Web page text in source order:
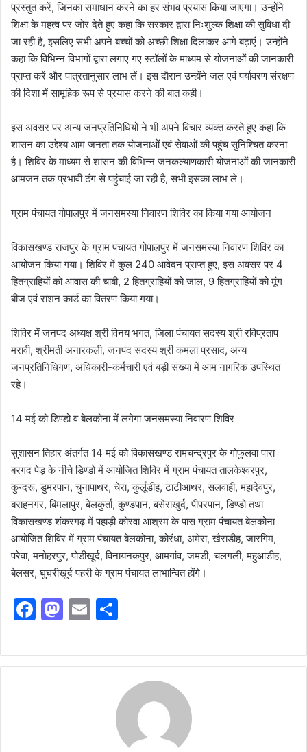
प्रस्तुत करें, जिनका समाधान करने का हर संभव प्रयास किया जाएगा। उन्होंने
शिक्षा के महत्व पर जोर देते हुए कहा कि सरकार द्वारा निःशुल्क शिक्षा की सुविधा दी
जा रही है, इसलिए सभी अपने बच्चों को अच्छी शिक्षा दिलाकर आगे बढ़ाएं। उन्होंने
कहा कि विभिन्न विभागों द्वारा लगाए गए स्टॉलों के माध्यम से योजनाओं की जानकारी
प्राप्त करें और पात्रतानुसार लाभ लें। इस दौरान उन्होंने जल एवं पर्यावरण संरक्षण
की दिशा में सामूहिक रूप से प्रयास करने की बात कही।
इस अवसर पर अन्य जनप्रतिनिधियों ने भी अपने विचार व्यक्त करते हुए कहा कि
शासन का उद्देश्य आम जनता तक योजनाओं एवं सेवाओं की पहुंच सुनिश्चित करना
है। शिविर के माध्यम से शासन की विभिन्न जनकल्याणकारी योजनाओं की जानकारी
आमजन तक प्रभावी ढंग से पहुंचाई जा रही है, सभी इसका लाभ ले।
ग्राम पंचायत गोपालपुर में जनसमस्या निवारण शिविर का किया गया आयोजन
विकासखण्ड राजपुर के ग्राम पंचायत गोपालपुर में जनसमस्या निवारण शिविर का
आयोजन किया गया। शिविर में कुल 240 आवेदन प्राप्त हुए, इस अवसर पर 4
हितग्राहियों को आवास की चाबी, 2 हितग्राहियों को जाल, 9 हितग्राहियों को मूंग
बीज एवं राशन कार्ड का वितरण किया गया।
शिविर में जनपद अध्यक्ष श्री विनय भगत, जिला पंचायत सदस्य श्री रविप्रताप
मरावी, श्रीमती अनारकली, जनपद सदस्य श्री कमला प्रसाद, अन्य
जनप्रतिनिधिगण, अधिकारी-कर्मचारी एवं बड़ी संख्या में आम नागरिक उपस्थित
रहे।
14 मई को डिण्डो व बेलकोना में लगेगा जनसमस्या निवारण शिविर
सुशासन तिहार अंतर्गत 14 मई को विकासखण्ड रामचन्द्रपुर के गोफुलवा पारा
बरगद पेड़ के नीचे डिण्डो में आयोजित शिविर में ग्राम पंचायत तालकेश्वरपुर,
कुन्दरू, डुमरपान, चुनापाथर, चेरा, कुर्लूडीह, टाटीआथर, सलवाही, महादेवपुर,
बराहनगर, बिमलापुर, बेलकुर्ता, कुण्डपान, बसेराखुर्द, पीपरपान, डिण्डो तथा
विकासखण्ड शंकरगढ़ में पहाड़ी कोरवा आश्रम के पास ग्राम पंचायत बेलकोना
आयोजित शिविर में ग्राम पंचायत बेलकोना, कोरंधा, अमेरा, खैराडीह, जारगिम,
परेवा, मनोहरपुर, पोडीखूर्द, विनायनकपुर, आमगांव, जमडी, चलगली, महुआडीह,
बेलसर, घुघरीखूर्द पहरी के ग्राम पंचायत लाभान्वित होंगे।
F
c
e
M
st
o
E
ai
l
ar
e